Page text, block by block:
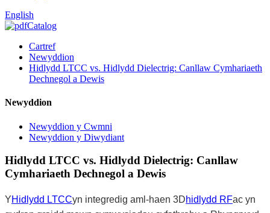
English
Catalog
Cartref
Newyddion
Hidlydd LTCC vs. Hidlydd Dielectrig: Canllaw Cymhariaeth
Dechnegol a Dewis
Newyddion
Newyddion y Cwmni
Newyddion y Diwydiant
Hidlydd LTCC vs. Hidlydd Dielectrig: Canllaw
Cymhariaeth Dechnegol a Dewis
YHidlydd LTCCyn integredig aml-haen 3Dhidlydd RFac yn